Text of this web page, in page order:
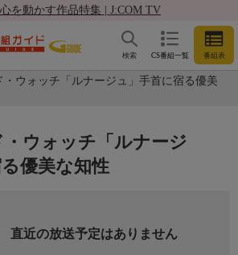
を動かす作品特集 | J:COM TV
CS番組一覧 番組表
検索
・ウォッチ「ルナージュ」手首に宿る優美
ウォッチ「ルナージ
優美な知性
直近の放送予定はありません